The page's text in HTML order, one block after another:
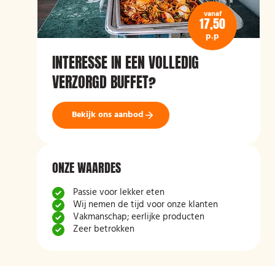
vanaf
17,50
p.p
INTERESSE IN EEN VOLLEDIG
VERZORGD BUFFET?
Bekijk ons aanbod
ONZE WAARDES
Passie voor lekker eten
Wij nemen de tijd voor onze klanten
Vakmanschap; eerlijke producten
Zeer betrokken